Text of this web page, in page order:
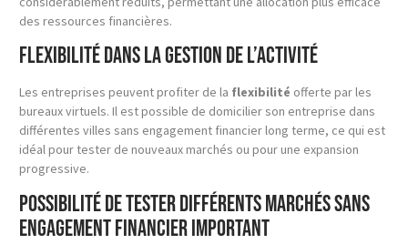
des ressources financières.
Flexibilité dans la gestion de l’activité
Les entreprises peuvent profiter de la flexibilité offerte par les
bureaux virtuels. Il est possible de domicilier son entreprise dans
différentes villes sans engagement financier long terme, ce qui est
idéal pour tester de nouveaux marchés ou pour une expansion
progressive.
Possibilité de tester différents marchés sans
engagement financier important